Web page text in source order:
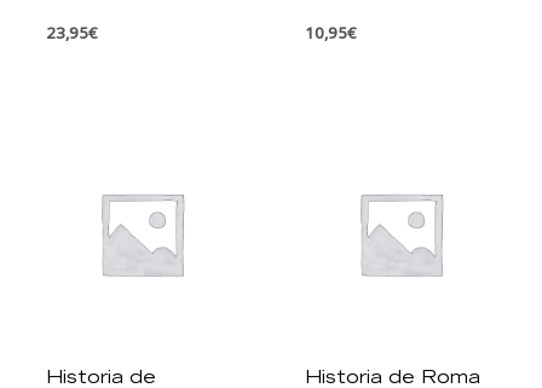
23,95€ 10,95€
Historia de
Historia de Roma